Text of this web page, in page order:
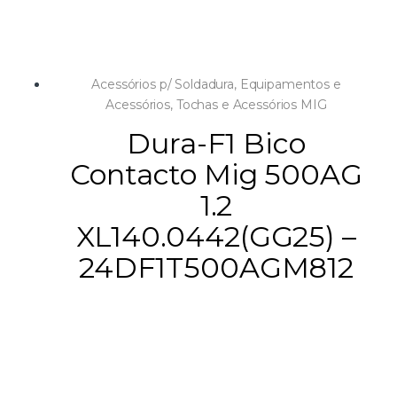
Acessórios p/ Soldadura, Equipamentos e
Acessórios, Tochas e Acessórios MIG
Dura-F1 Bico
Contacto Mig 500AG
1.2
XL140.0442(GG25) –
24DF1T500AGM812